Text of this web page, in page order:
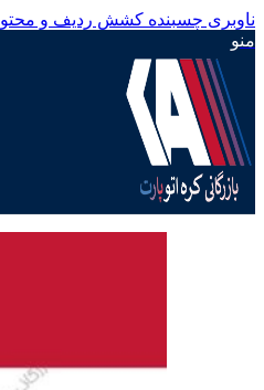
ناوبری چسبنده کشش ردیف و محتوا
منو